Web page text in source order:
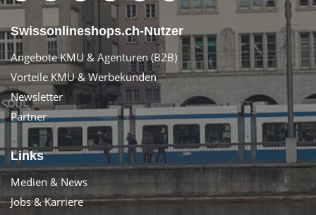
Swissonlineshops.ch-Nutzer
Angebote KMU & Agenturen (B2B)
Vorteile KMU & Werbekunden
Newsletter
Partner
Links
Medien & News
Jobs & Karriere